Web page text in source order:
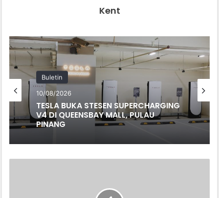
Kent
Buletin
10/08/2026
TESLA BUKA STESEN SUPERCHARGING
V4 DI QUEENSBAY MALL, PULAU
PINANG